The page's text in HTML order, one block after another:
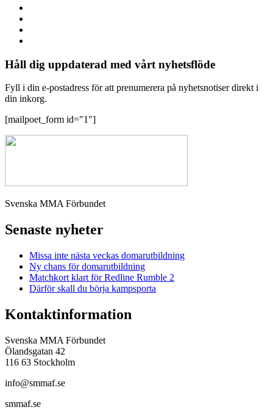
Håll dig uppdaterad med vårt nyhetsflöde
Fyll i din e-postadress för att prenumerera på nyhetsnotiser direkt i
din inkorg.
[mailpoet_form id="1"]
Svenska MMA Förbundet
Senaste nyheter
Missa inte nästa veckas domarutbildning
Ny chans för domarutbildning
Matchkort klart för Redline Rumble 2
Därför skall du börja kampsporta
Kontaktinformation
Svenska MMA Förbundet
Ölandsgatan 42
116 63 Stockholm
info@smmaf.se
smmaf.se